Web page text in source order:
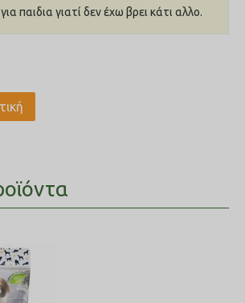
παιδια γιατί δεν έχω βρει κάτι αλλο.